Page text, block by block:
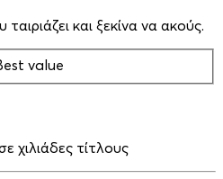
και ξεκίνα να ακούς.
value
χιλιάδες τίτλους